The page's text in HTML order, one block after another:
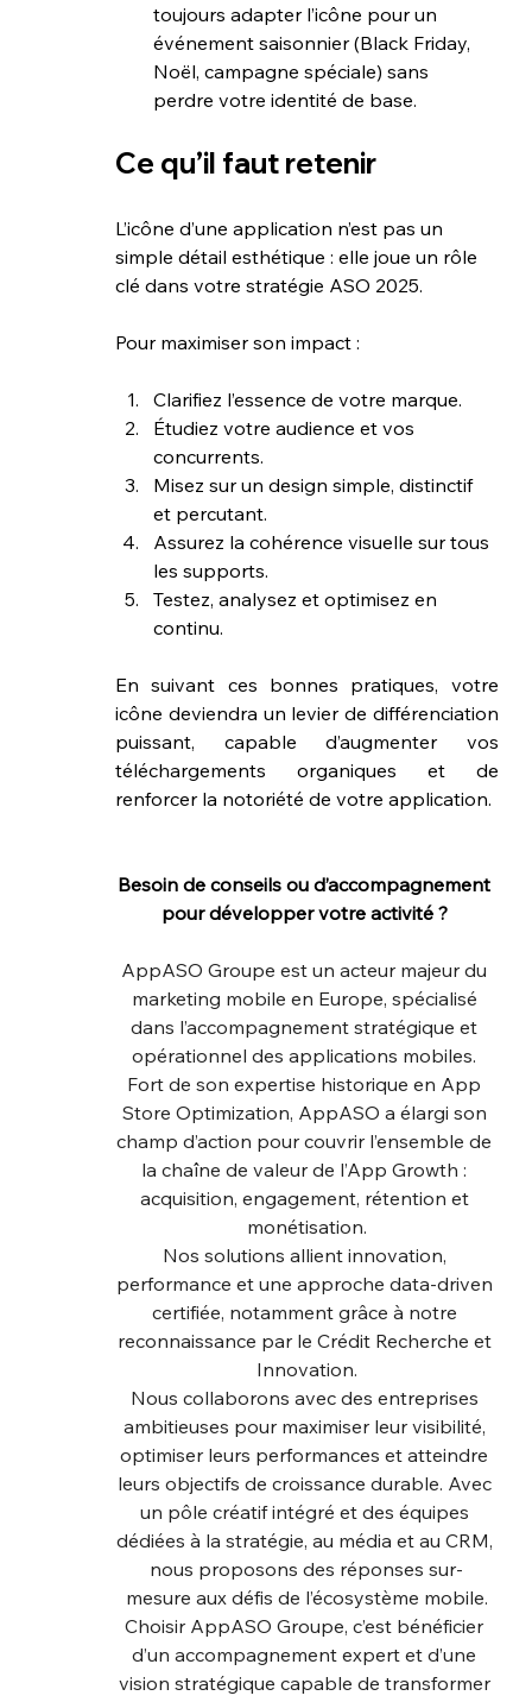
toujours adapter l’icône pour un
événement saisonnier (Black Friday,
Noël, campagne spéciale) sans
perdre votre identité de base.
Ce qu’il faut retenir
L’icône d’une application n’est pas un
simple détail esthétique : elle joue un rôle
clé dans votre stratégie ASO 2025.
Pour maximiser son impact :
Clarifiez l’essence de votre marque.
Étudiez votre audience et vos
concurrents.
Misez sur un design simple, distinctif
et percutant.
Assurez la cohérence visuelle sur tous
les supports.
Testez, analysez et optimisez en
continu.
En suivant ces bonnes pratiques, votre
icône deviendra un levier de différenciation
puissant, capable d’augmenter vos
téléchargements organiques et de
renforcer la notoriété de votre application.
Besoin de conseils ou d’accompagnement
pour développer votre activité ?
AppASO Groupe est un acteur majeur du
marketing mobile en Europe, spécialisé
dans l’accompagnement stratégique et
opérationnel des applications mobiles.
Fort de son expertise historique en App
Store Optimization, AppASO a élargi son
champ d’action pour couvrir l’ensemble de
la chaîne de valeur de l’App Growth :
acquisition, engagement, rétention et
monétisation.
Nos solutions allient innovation,
performance et une approche data-driven
certifiée, notamment grâce à notre
reconnaissance par le Crédit Recherche et
Innovation.
Nous collaborons avec des entreprises
ambitieuses pour maximiser leur visibilité,
optimiser leurs performances et atteindre
leurs objectifs de croissance durable. Avec
un pôle créatif intégré et des équipes
dédiées à la stratégie, au média et au CRM,
nous proposons des réponses sur-
mesure aux défis de l’écosystème mobile.
Choisir AppASO Groupe, c’est bénéficier
d’un accompagnement expert et d’une
vision stratégique capable de transformer